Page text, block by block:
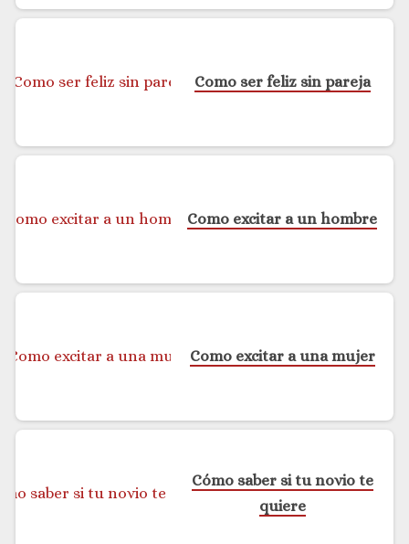
Como ser feliz sin pareja
Como excitar a un hombre
Como excitar a una mujer
Cómo saber si tu novio te
quiere